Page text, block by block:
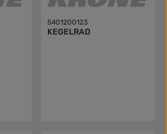
5401200123
KEGELRAD